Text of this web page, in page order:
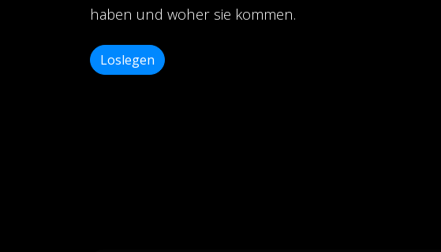
haben und woher sie kommen.
Loslegen